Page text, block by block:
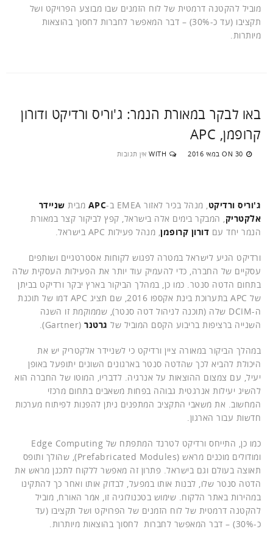
מוביל להקטנה דרמטית של לוח הזמנים שבו מבוצע הפרויקט ושל
תקציבו (עד כ-30%) – דבר המאפשר לחברות לחסוך בהוצאות
מיותרות.
באו לבקר במאורת הנמר: ג'וריס ורדיקט ודורון
קרופמן, APC
ON 30 במאי 2016 WITH אין תגובות
ג'וריס ורדיקט, מנהל בכיר לאזור EMEA ב- APC מבית שניידר
אלקטריק, המבקר בימים אלה בישראל, קפץ לביקור קצר במאורת
הנמר יחד עם דורון קרופמן, מנהל פעילות APC בישראל.
ורדיקט הגיע לישראל במטרה לפגוש לקוחות אסטרטגיים ושותפים
עסקיים של החברה, כדי להעמיק עוד יותר את הפעילות העסקית שלה
בתחום הדטה סנטר. כמו כן, במהלך הביקור בארץ יבקר ורדיקט בביתן
של APC בתערוכת בינת אקספו 2016, שם תציג APC דמו של תוכנת
ה-DCIM שלה (תוכנה לניהול דטה סנטר), שממוקמת זו השנה
השנייה ברציפות בריבוע הקסם המוביל של גרטנר (Gartner).
במהלך הביקור במאורה ציין ורדיקט כי לשניידר אלקטריק יש את
היכולת להביא לכך שהדטה סנטר בארגונים השונים יתופעל באופן
יעיל, עם צמצום ההוצאות על אנרגיה. לדבריו, המוטו של החברה הוא
להשיג יעילות אנרגטית גבוהה בפחות משאבים בתחום מרכזי
המחשוב. את משאבי התקציב המתפנים ניתן להפנות לפיתוח מערכות
חדשות עבור הארגון.
כמו כן, התייחס ורדיקט לטרנד המתפתח של Edge Computing
ומודולים מוכנים מראש (Prefabricated Modules), שהולך ותופס
תאוצה בעולם וגם בישראל. פתרון זה מאפשר ללקוח לתכנן מראש את
הדטה סנטר שלו, לבנות אותו במפעל, לבדוק אותו ואחר כך להתקינו
במהירות באתר הלקוח. שימוש בטכנולוגיה זו, אמר האורח, מוביל
להקטנה דרמטית של לוח הזמנים של הפרויקט ושל תקציבו (עד
כ-30%) – דבר המאפשר לחברות לחסוך בהוצאות מיותרות.